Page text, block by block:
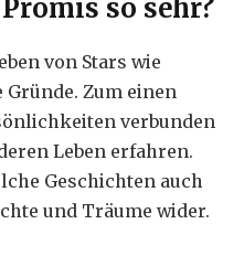
so sehr?
von Stars wie
Zum einen
verbunden
Leben erfahren.
Geschichten auch
und Träume wider.